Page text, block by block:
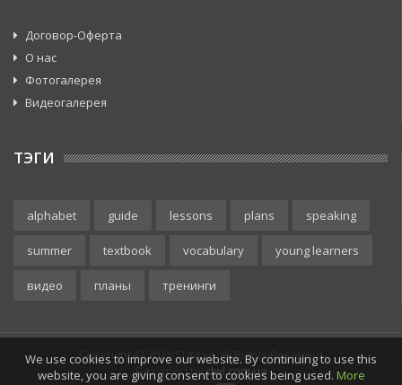
Договор-Оферта
О нас
Фотогалерея
Видеогалерея
ТЭГИ
alphabet guide lessons plans speaking
summer textbook vocabulary young learners
видео планы тренинги
Copyright © 2026 SJ iMag. All Rights Reserved
Designed bydwl.com.ua
We use cookies to improve our website. By continuing to use this
website, you are giving consent to cookies being used. More